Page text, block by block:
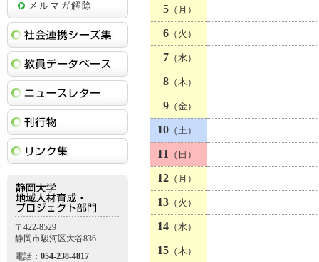
5 （月）
6 （火）
7 （水）
8 （木）
9 （金）
10 （土）
11 （日）
12 （月）
13 （火）
14 （水）
15 （木）
メルマガ解除
社会連携シーズ集
教員データベース
ニュースレター
リンク集
〒422-8529
静岡市駿河区大谷836
電話： 054-238-4817